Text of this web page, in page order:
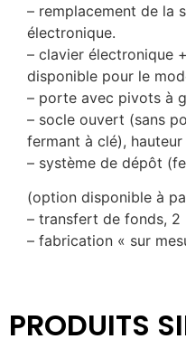
– remplacement de la
électronique.
– clavier électronique
disponible pour le
– porte avec pivots à
– socle ouvert (sans
fermant à clé), hauteur
– système de dépôt
(option disponible à
– transfert de fonds, 2
– fabrication « sur
PRODUITS